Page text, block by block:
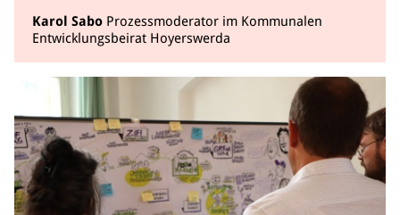
Karol Sabo Prozessmoderator im Kommunalen
Entwicklungsbeirat Hoyerswerda